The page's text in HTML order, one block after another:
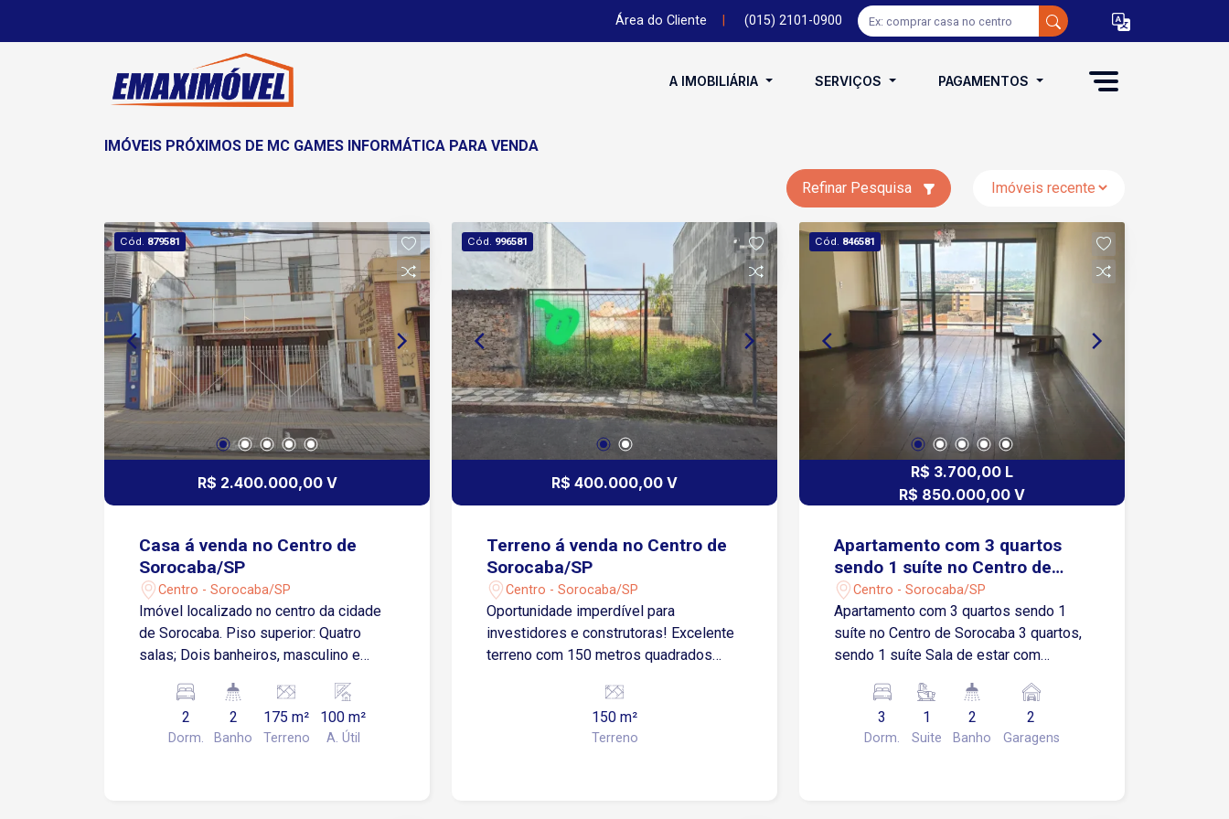
Área do Cliente (015) 2101-0900
A IMOBILIÁRIA SERVIÇOS PAGAMENTOS
IMÓVEIS PRÓXIMOS DE MC GAMES INFORMÁTICA PARA VENDA
Refinar Pesquisa
Cód. 879581
R$ 2.400.000,00 V
Casa á venda no Centro de
Sorocaba/SP
Centro - Sorocaba/SP
Imóvel localizado no centro da cidade
de Sorocaba. Piso superior: Quatro
salas; Dois banheiros, masculino e
Um rol de entrada. Piso inferior:
Garagem para dois veículos; Um quarto;
Uma salão; Uma cozinha; Um banheiro;
2
Dorm.
2
Banho
175 m²
Terreno
100 m²
A. Útil
Cód. 996581
R$ 400.000,00 V
Terreno á venda no Centro de
Sorocaba/SP
Centro - Sorocaba/SP
Oportunidade imperdível para
investidores e construtoras! Excelente
terreno com 150 metros quadrados
das regiões mais valorizadas e com
maior potencial de crescimento da
cidade. Situado em uma área
150 m²
Terreno
Cód. 846581
R$ 3.700,00 L
R$ 850.000,00 V
Apartamento com 3 quartos
sendo 1 suíte no Centro de
Sorocaba
Centro - Sorocaba/SP
Apartamento com 3 quartos sendo 1
suíte no Centro de Sorocaba 3 quartos,
sendo 1 suíte Sala de estar com
armários modulados Área de serviços
Lavabo 2 vagas de garagem cobertas
Imóvel com ambientes amplos, bem
3
Dorm.
1
Suite
2
Banho
2
Garagens